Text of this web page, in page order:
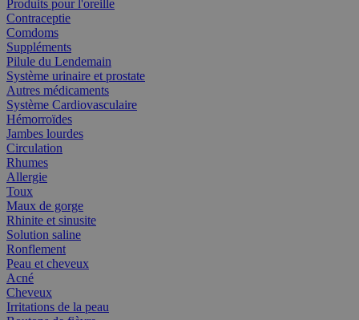
Produits pour l'oreille
Contraceptie
Comdoms
Suppléments
Pilule du Lendemain
Système urinaire et prostate
Autres médicaments
Système Cardiovasculaire
Hémorroïdes
Jambes lourdes
Circulation
Rhumes
Allergie
Toux
Maux de gorge
Rhinite et sinusite
Solution saline
Ronflement
Peau et cheveux
Acné
Cheveux
Irritations de la peau